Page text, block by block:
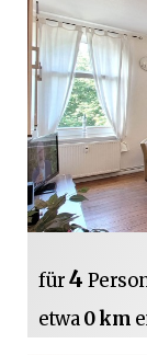
für4
etwa0 km